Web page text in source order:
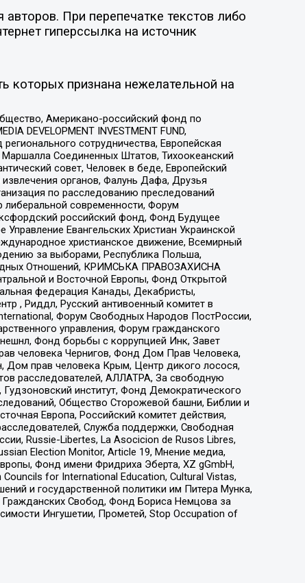
При перепечатке текстов либо
гиперссылка на источник
которых признана нежелательной на
Американо-российский фонд по
DEVELOPMENT INVESTMENT FUND,
сотрудничества, Европейская
Соединенных Штатов, Тихоокеанский
совет, Человек в беде, Европейский
органов, Фалунь Дафа, Друзья
по расследованию преследований
современности, Форум
российский фонд, Фонд Будущее
Евангельских Христиан Украинской
христианское движение, Всемирный
за выборами, Республика Польша,
Отношений, КРИМСЬКА ПРАВОЗАХИСНА
и Восточной Европы, Фонд Открытой
федерация Канады, Декабристы,
, Риддл, Русский антивоенный комитет в
Форум Свободных Народов ПостРоссии,
управления, Форум гражданского
Фонд борьбы с коррупцией Инк, Завет
человека Чернигов, Фонд Дом Прав Человека,
Дом прав человека Крым, Центр дикого лосося,
расследователей, АЛЛАТРА, За свободную
институт, Фонд Демократического
Общество Сторожевой башни, Библии и
Европа, Российский комитет действия,
Служба поддержки, Свободная
Russie-Libertes, La Asocicion de Rusos Libres,
Election Monitor, Article 19, Мнение медиа,
Фонд имени Фридриха Эберта, XZ gGmbH,
for International Education, Cultural Vistas,
и государственной политики им Питера Мунка,
Свобод, Фонд Бориса Немцова за
Ингушетии, Прометей, Stop Occupation of